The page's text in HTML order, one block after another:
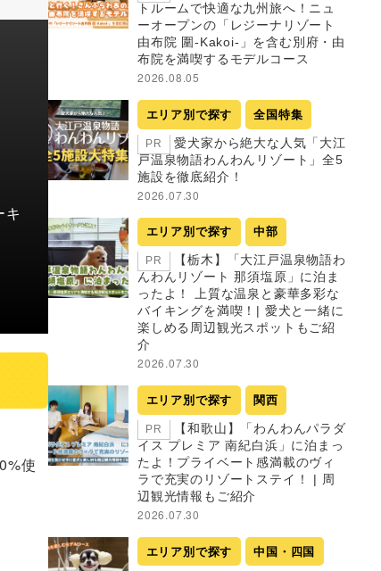
キ
使
トルームで快適な九州旅へ！ニュ
ーオープンの「レジーナリゾート
由布院 圍-Kakoi-」を含む別府・由
布院を満喫するモデルコース
2026.08.05
エリア別で探す 全国特集
PR
愛犬家から絶大な人気「大江
戸温泉物語わんわんリゾート」全5
施設を徹底紹介！
2026.07.30
エリア別で探す 中部
PR
【栃木】「大江戸温泉物語わ
んわんリゾート 那須塩原」に泊ま
ったよ！ 上質な温泉と豪華多彩な
バイキングを満喫！| 愛犬と一緒に
楽しめる周辺観光スポットもご紹
介
2026.07.30
エリア別で探す 関西
PR
【和歌山】「わんわんパラダ
イス プレミア 南紀白浜」に泊まっ
たよ！プライベート感満載のヴィ
ラで充実のリゾートステイ！ | 周
辺観光情報もご紹介
2026.07.30
エリア別で探す 中国・四国